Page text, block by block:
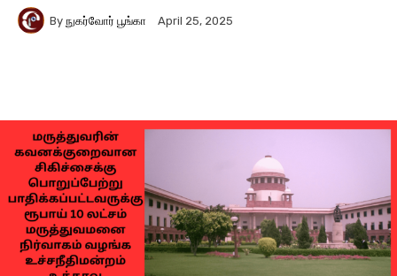
By நுகர்வோர் பூங்கா April 25, 2025